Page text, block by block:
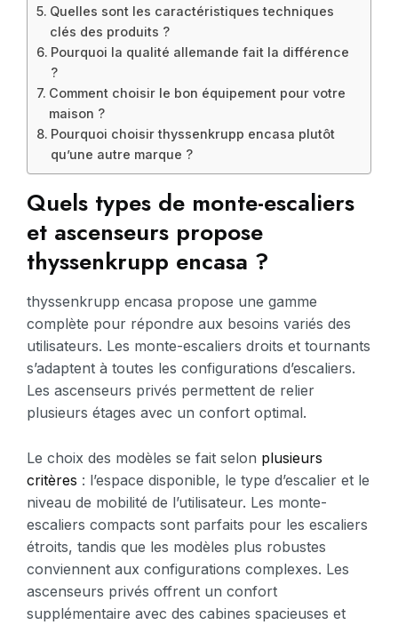
Quelles sont les caractéristiques techniques
clés des produits ?
Pourquoi la qualité allemande fait la différence
?
Comment choisir le bon équipement pour votre
maison ?
Pourquoi choisir thyssenkrupp encasa plutôt
qu’une autre marque ?
Quels types de monte-escaliers
et ascenseurs propose
thyssenkrupp encasa ?
thyssenkrupp encasa propose une gamme
complète pour répondre aux besoins variés des
utilisateurs. Les monte-escaliers droits et tournants
s’adaptent à toutes les configurations d’escaliers.
Les ascenseurs privés permettent de relier
plusieurs étages avec un confort optimal.
Le choix des modèles se fait selon plusieurs
critères : l’espace disponible, le type d’escalier et le
niveau de mobilité de l’utilisateur. Les monte-
escaliers compacts sont parfaits pour les escaliers
étroits, tandis que les modèles plus robustes
conviennent aux configurations complexes. Les
ascenseurs privés offrent un confort
supplémentaire avec des cabines spacieuses et